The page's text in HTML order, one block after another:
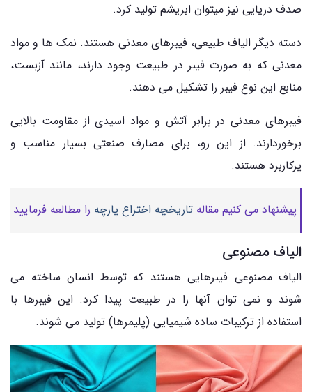
صدف دریایی نیز میتوان ابریشم تولید کرد.
دسته دیگر الیاف طبیعی، فیبرهای معدنی هستند. نمک ها و مواد
معدنی که به صورت فیبر در طبیعت وجود دارند، مانند آزبست،
منابع این نوع فیبر را تشکیل می دهند.
فیبرهای معدنی در برابر آتش و مواد اسیدی از مقاومت بالایی
برخوردارند. از این رو، برای مصارف صنعتی بسیار مناسب و
پرکاربرد هستند.
پیشنهاد می کنیم مقاله تاریخچه اختراع پارچه را مطالعه فرمایید
الیاف مصنوعی
الیاف مصنوعی فیبرهایی هستند که توسط انسان ساخته می
شوند و نمی توان آنها را در طبیعت پیدا کرد. این فیبرها با
استفاده از ترکیبات ساده شیمیایی (پلیمرها) تولید می شوند.